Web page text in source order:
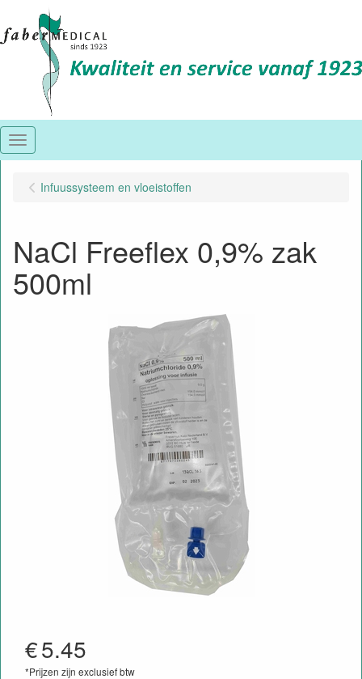
Menu
Infuussysteem en vloeistoffen
NaCl Freeflex 0,9% zak
500ml
€5.45
*Prijzen zijn exclusief btw